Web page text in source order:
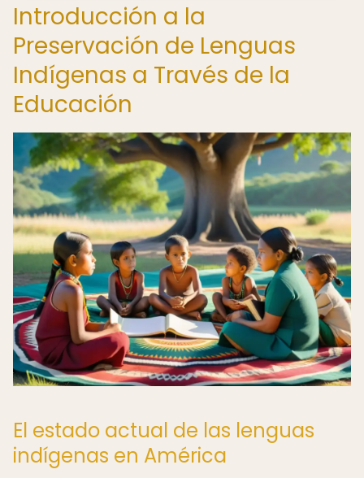
Introducción a la
Preservación de Lenguas
Indígenas a Través de la
Educación
El estado actual de las lenguas
indígenas en América